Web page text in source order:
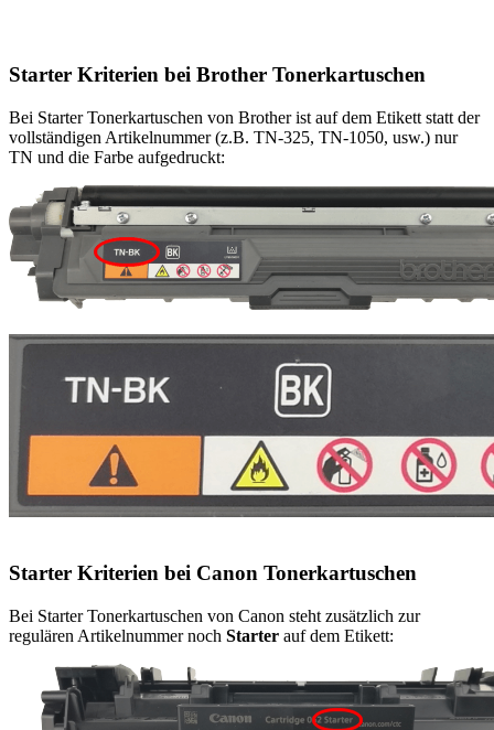
Starter Kriterien bei Brother Tonerkartuschen
Bei Starter Tonerkartuschen von Brother ist auf dem Etikett statt der
vollständigen Artikelnummer (z.B. TN-325, TN-1050, usw.) nur
TN und die Farbe aufgedruckt:
Starter Kriterien bei Canon Tonerkartuschen
Bei Starter Tonerkartuschen von Canon steht zusätzlich zur
regulären Artikelnummer noch Starter auf dem Etikett: